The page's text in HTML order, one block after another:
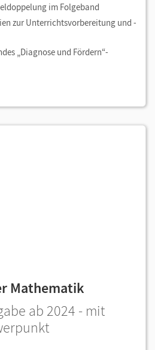
im Folgeband
zur Unterrichtsvorbereitung und -
„Diagnose und Fördern“-
Mathematik
ab 2024 - mit